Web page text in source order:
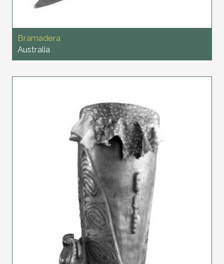
Bramadera
Australia